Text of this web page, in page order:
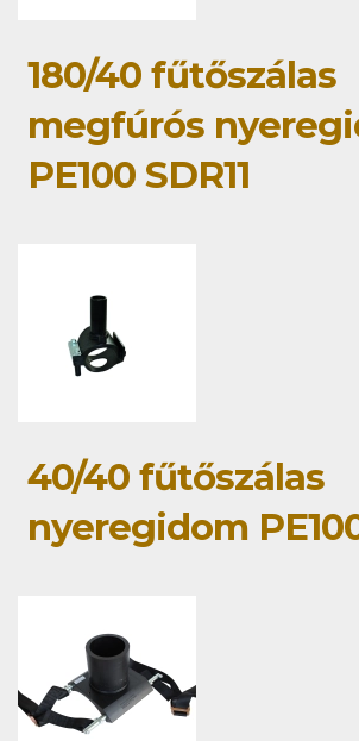
180/40 fűtőszálas
megfúrós
PE100 SDR11
40/40 fűtőszálas
nyeregidom